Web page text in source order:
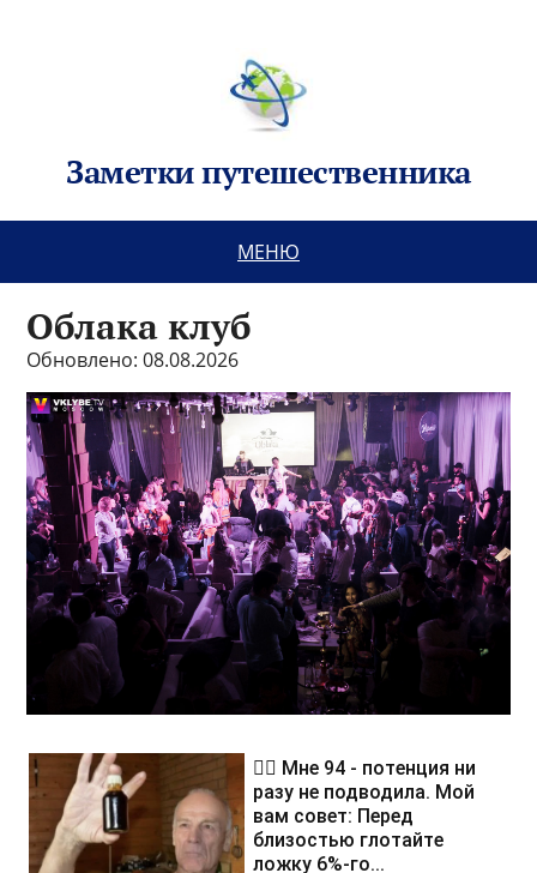
Заметки путешественника
МЕНЮ
Облака клуб
Обновлено: 08.08.2026
❤️‍🔥 Мне 94 - потенция ни
разу не подводила. Мой
вам совет: Перед
близостью глотайте
ложку 6%-го...